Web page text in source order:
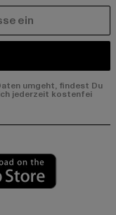
umgeht, findest Du
jederzeit kostenfei
App store